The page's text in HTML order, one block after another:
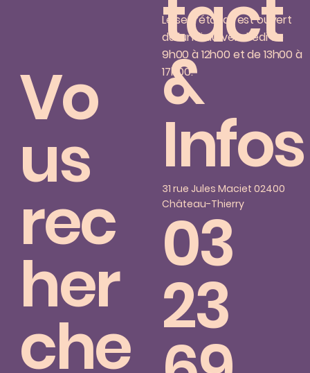
Vo
us
rec
her
che
tact
&
Infos
31 rue Jules Maciet 02400
Château-Thierry
03
23
Le secrétariat est ouvert
du lundi au vendredi de
9h00 à 12h00 et de 13h00 à
17h00.